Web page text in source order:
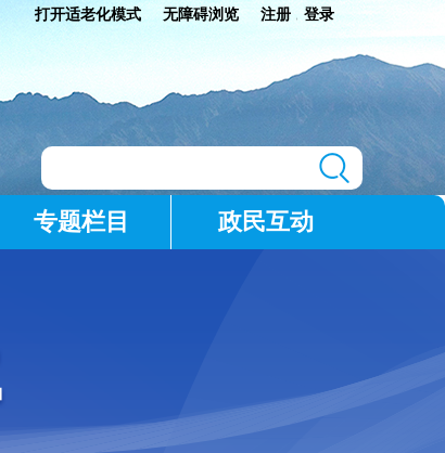
打开适老化模式 无障碍浏览 注册 登录
专题栏目 政民互动